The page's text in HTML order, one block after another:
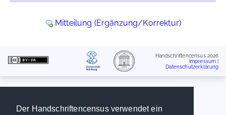
Der Handschriftencensus verwendet ein
Mitteilung (Ergänzung/Korrektur)
Handschriftencensus 2026
Impressum
Datenschutzerklärung